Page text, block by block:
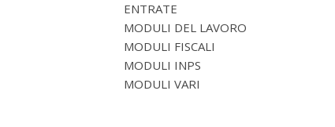
ENTRATE
MODULI DEL LAVORO
MODULI FISCALI
MODULI INPS
MODULI VARI